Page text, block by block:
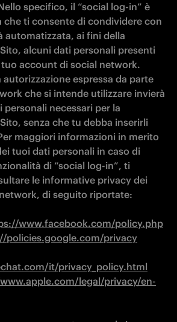
specifico, il “social log-in” è
che ti consente di condividere con
automatizzata, ai fini della
alcuni dati personali presenti
tuo account di social network.
espressa da parte
che si intende utilizzare invierà
necessari per la
senza che tu debba inserirli
maggiori informazioni in merito
tuoi dati personali in caso di
di “social log-in”, ti
le informative privacy dei
di seguito riportate:
www.facebook.com/policy.php
policies.google.com/privacy
it/privacy_policy.html
legal/privacy/en-